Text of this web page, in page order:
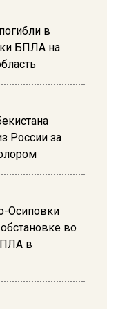
в
БПЛА на
России за
Осиповки
во
в